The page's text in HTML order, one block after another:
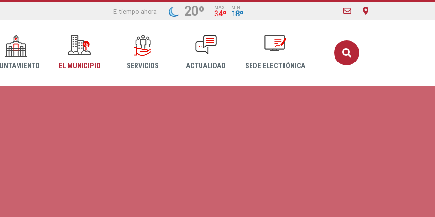
El tiempo ahora 20º MAX
34º
MIN
18º
EL MUNICIPIO SERVICIOS ACTUALIDAD SEDE ELECTRÓNICA